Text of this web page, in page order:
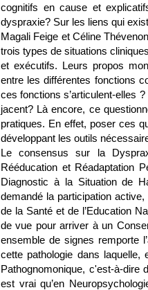
cognitifs en cause et
dyspraxie? Sur les liens qui
Magali Feige et Céline
trois types de situations
et exécutifs. Leurs propos
entre les différentes fonctions
ces fonctions s’articulent-elles
jacent? Là encore, ce
pratiques. En effet, poser ces
développant les outils
Le consensus sur la
Rééducation et Réadaptation
Diagnostic à la Situation de
demandé la participation
de la Santé et de l’Education
de vue pour arriver à un
ensemble de signes remporte
cette pathologie dans
Pathognomonique, c'est-à-dire
est vrai qu’en